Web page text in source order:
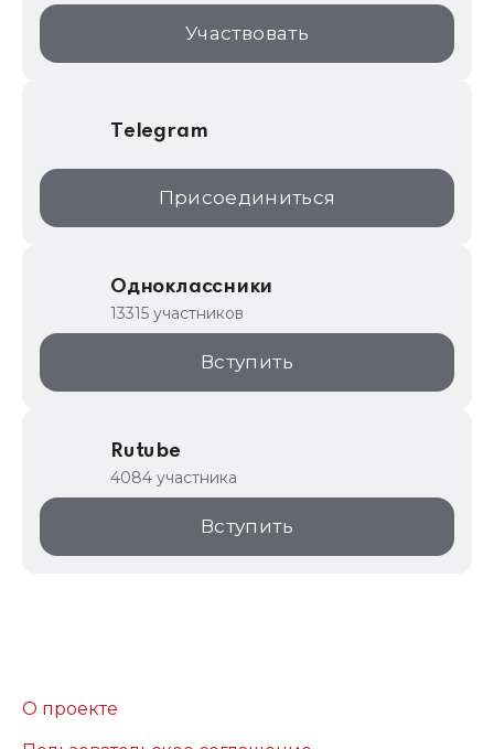
1С:Торговая площадка
Участвовать
Telegram
Присоединиться
Одноклассники
13315 участников
Вступить
Rutube
4084 участника
Вступить
О проекте